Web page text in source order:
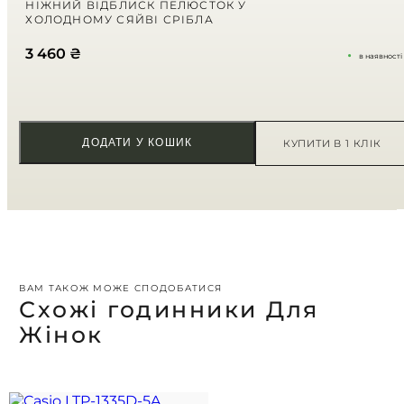
Ваш відгук
НІЖНИЙ ВІДБЛИСК ПЕЛЮСТОК У
ХОЛОДНОМУ СЯЙВІ СРІБЛА
3 460 ₴ в наявності
ДОДАТИ У КОШИК КУПИТИ В 1 КЛІК
ВАМ ТАКОЖ МОЖЕ СПОДОБАТИСЯ
Схожі годинники Для
Жінок